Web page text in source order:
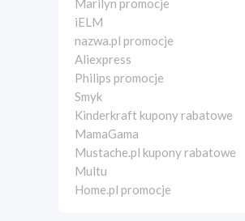
Marilyn promocje
iELM
nazwa.pl promocje
Aliexpress
Philips promocje
Smyk
Kinderkraft kupony rabatowe
MamaGama
Mustache.pl kupony rabatowe
Multu
Home.pl promocje